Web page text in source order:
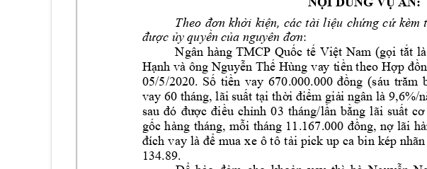
Theo đơn khởi kiện, các tài liệu chứng cứ kèm
được ủy quyền của nguyên đơn:
Ngân hàng TMCP Quốc tế Việt Nam (gọi tắt
Hạnh và ông Nguyễn Thế Hùng vay tiền theo Hợp
05/5/2020. Số tiền vay 670.000.000 đồng (sáu trăm
vay 60 tháng, lãi suất tại thời điểm giải ngân là 9,6%/
sau đó được điều chỉnh 03 tháng/lần bằng lãi suất cơ
gốc hàng tháng, mỗi tháng 11.167.000 đồng, nợ lãi
đích vay là để mua xe ô tô tải pick up ca bin kép
134.89.